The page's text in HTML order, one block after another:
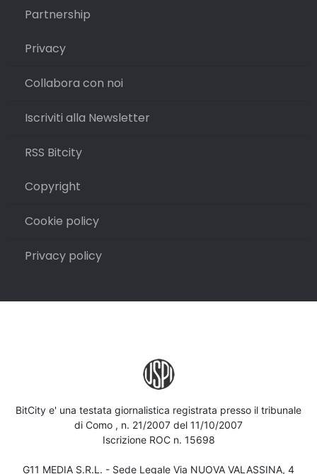
Partnership
Privacy
Collabora con noi
Iscriviti alla Newsletter
RSS Bitcity
Copyright
Cookie policy
Privacy policy
BitCity e' una testata giornalistica registrata presso il tribunale
di Como , n. 21/2007 del 11/10/2007
Iscrizione ROC n. 15698
G11 MEDIA S.R.L. - Sede Legale Via NUOVA VALASSINA, 4